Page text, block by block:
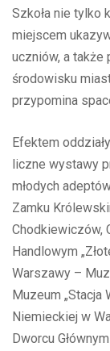
Szkoła nie tylko
miejscem
uczniów, a także
środowisku
przypomina
Efektem
liczne wystawy
młodych
Zamku
Chodkiewiczów,
Handlowym
Warszawy –
Muzeum „Stacja
Niemieckiej w
Dworcu